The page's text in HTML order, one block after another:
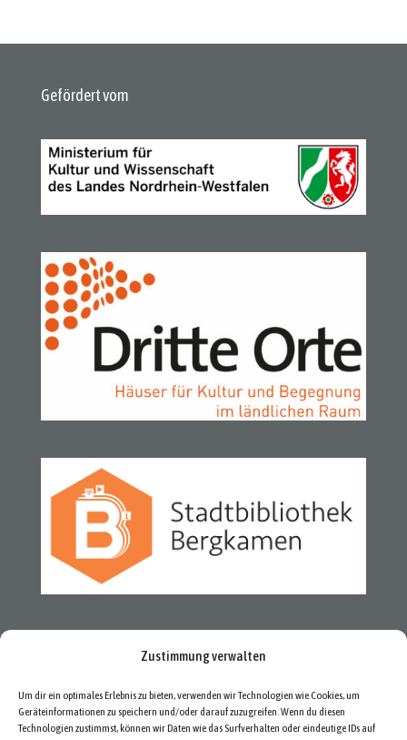
Zustimmung verwalten
Um dir ein optimales Erlebnis zu bieten, verwenden wir Technologien wie Cookies, um
Geräteinformationen zu speichern und/oder darauf zuzugreifen. Wenn du diesen
Technologien zustimmst, können wir Daten wie das Surfverhalten oder eindeutige IDs auf
Gefördert vom